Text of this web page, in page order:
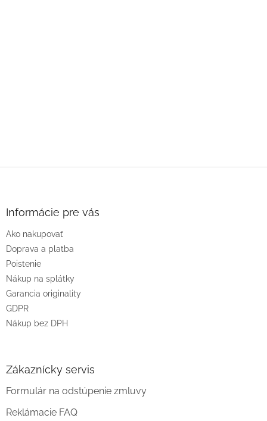
Informácie pre vás
Ako nakupovať
Doprava a platba
Poistenie
Nákup na splátky
Garancia originality
GDPR
Nákup bez DPH
Zákaznícky servis
Formulár na odstúpenie zmluvy
Reklámacie FAQ